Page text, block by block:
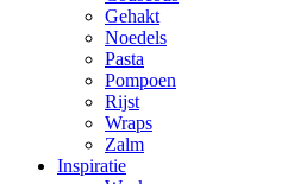
Gehakt
Noedels
Pasta
Pompoen
Rijst
Wraps
Zalm
Inspiratie